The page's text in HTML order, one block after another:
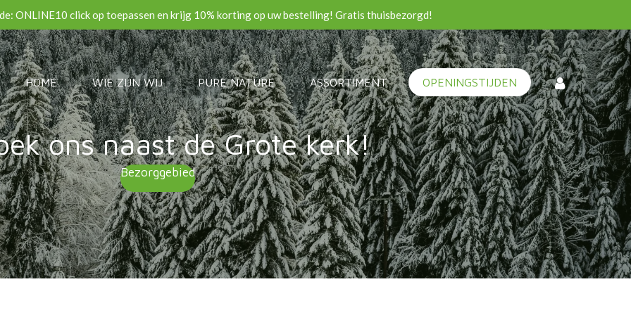
ONLINE10 click op toepassen en krijg 10% korting op uw bestelling! Gratis thuisbezorgd!
HOME WIE ZIJN WIJ PURE NATURE ASSORTIMENT OPENINGSTIJDEN
ons naast de Grote kerk!
Bezorggebied